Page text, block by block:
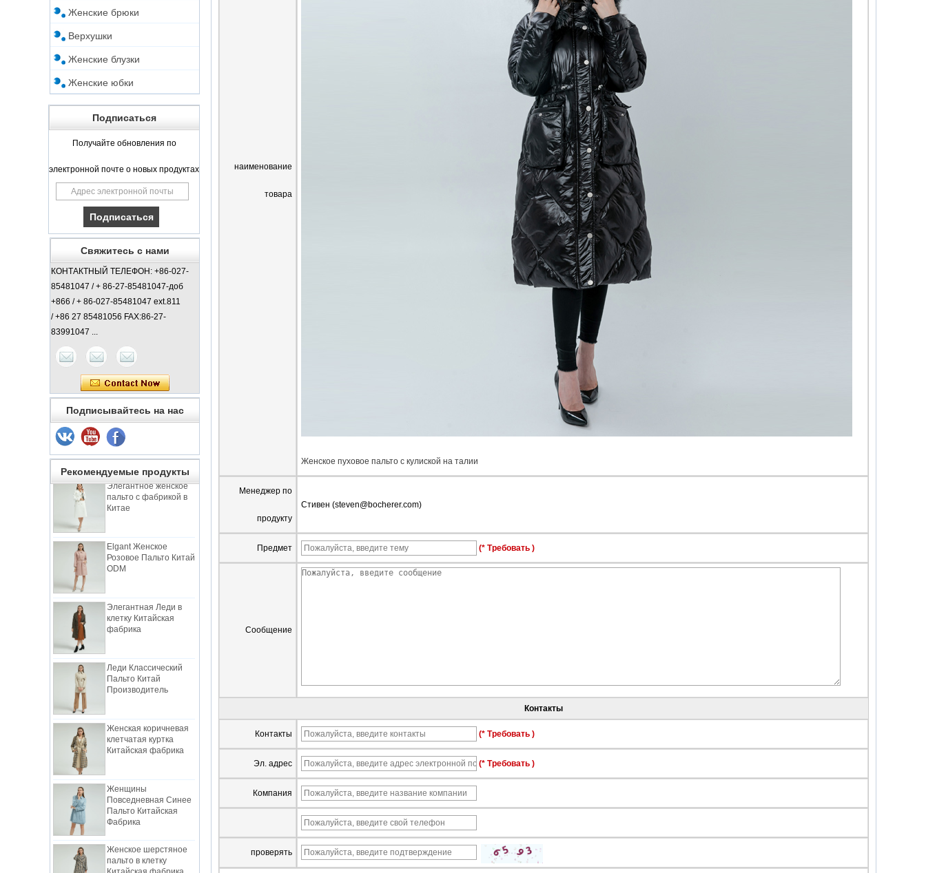
Женские брюки
Верхушки
Женские блузки
Женские юбки
Подписаться
Получайте обновления по
электронной почте о новых продуктах
Свяжитесь с нами
КОНТАКТНЫЙ ТЕЛЕФОН: +86-027-
85481047 / + 86-27-85481047-доб
+866 / + 86-027-85481047 ext.811
/ +86 27 85481056 FAX:86-27-
83991047 ...
Подписывайтесь на нас
Рекомендуемые продукты
Леди Классический
Пальто Китай
Производитель
Элегантное женское
пальто с фабрикой в ​​
Китае
Розовое Пальто Китай
ODM
клетку Китайская
фабрика
Пальто Китай
Производитель
клетчатая куртка
Китайская фабрика
Повседневная Синее
Пальто Китайская
Фабрика
пальто в клетку
Китайская фабрика
наименование
товара
Женское пуховое пальто с кулиской на талии
Менеджер по
продукту
Стивен (steven@bocherer.com)
Предмет (* Требовать )
Сообщение
Контакты
Контакты (* Требовать )
Эл. адрес (* Требовать )
Компания
проверять